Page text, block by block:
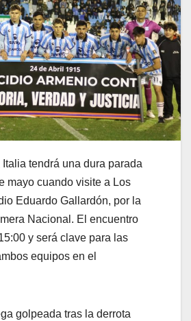
tendrá una dura parada
mayo cuando visite a Los
Eduardo Gallardón, por la
Nacional. El encuentro
y será clave para las
equipos en el
golpeada tras la derrota